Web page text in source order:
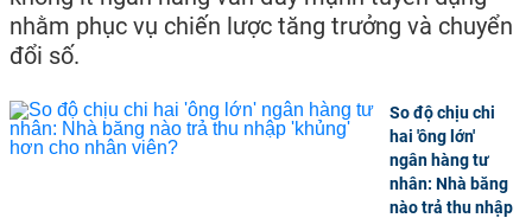
nhằm phục vụ chiến lược tăng trưởng và chuyển
đổi số.
So độ chịu chi
hai 'ông lớn'
ngân hàng tư
nhân: Nhà băng
nào trả thu nhập